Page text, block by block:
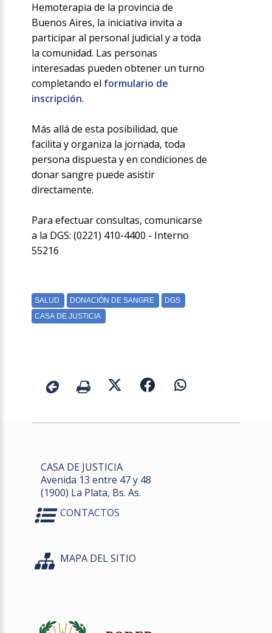
Hemoterapia de la provincia de
Buenos Aires, la iniciativa invita a
participar al personal judicial y a toda
la comunidad. Las personas
interesadas pueden obtener un turno
completando el formulario de
inscripción.
Más allá de esta posibilidad, que
facilita y organiza la jornada, toda
persona dispuesta y en condiciones de
donar sangre puede asistir
directamente.
Para efectuar consultas, comunicarse
a la DGS: (0221) 410-4400 - Interno
55216
CASA DE JUSTICIA
Avenida 13 entre 47 y 48
(1900) La Plata, Bs. As.
CONTACTOS
MAPA DEL SITIO